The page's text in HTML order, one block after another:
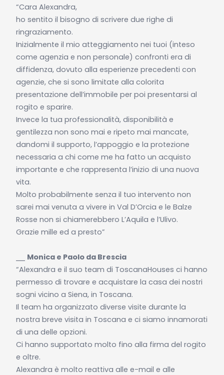
“Cara Alexandra,
ho sentito il bisogno di scrivere due righe di
ringraziamento.
Inizialmente il mio atteggiamento nei tuoi (inteso
come agenzia e non personale) confronti era di
diffidenza, dovuto alla esperienze precedenti con
agenzie, che si sono limitate alla colorita
presentazione dell’immobile per poi presentarsi al
rogito e sparire.
Invece la tua professionalità, disponibilità e
gentilezza non sono mai e ripeto mai mancate,
dandomi il supporto, l’appoggio e la protezione
necessaria a chi come me ha fatto un acquisto
importante e che rappresenta l’inizio di una nuova
vita.
Molto probabilmente senza il tuo intervento non
sarei mai venuta a vivere in Val D’Orcia e le Balze
Rosse non si chiamerebbero L’Aquila e l’Ulivo.
Grazie mille ed a presto”
Monica e Paolo da Brescia
“Alexandra e il suo team di ToscanaHouses ci hanno
permesso di trovare e acquistare la casa dei nostri
sogni vicino a Siena, in Toscana.
Il team ha organizzato diverse visite durante la
nostra breve visita in Toscana e ci siamo innamorati
di una delle opzioni.
Ci hanno supportato molto fino alla firma del rogito
e oltre.
Alexandra è molto reattiva alle e-mail e alle